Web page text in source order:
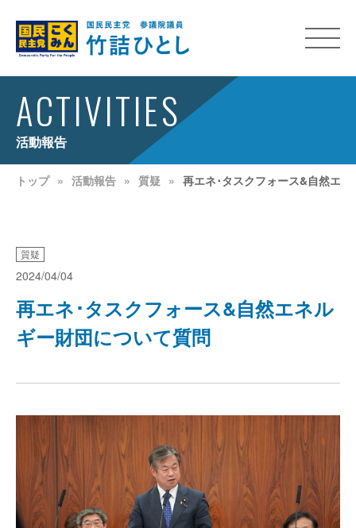
ACTIVITIES
活動報告
トップ 活動報告 質疑 再エネ･タスクフォース&自然エ
質疑
2024/04/04
再エネ･タスクフォース&自然エネル
ギー財団について質問